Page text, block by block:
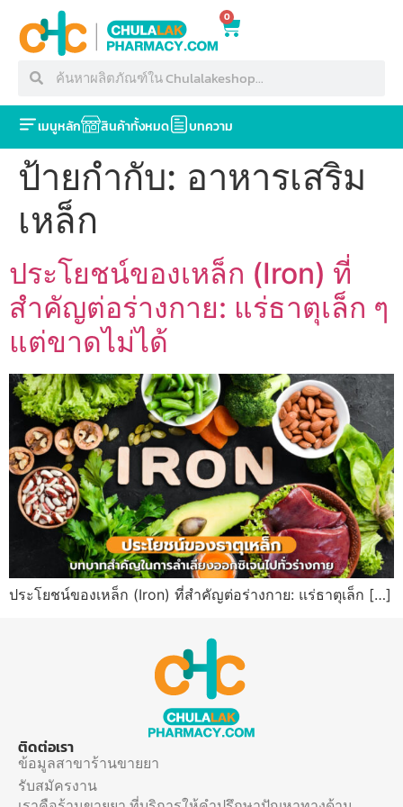
0
เมนูหลัก สินค้าทั้งหมด บทความ
ป้ายกำกับ: อาหารเสริม
เหล็ก
ประโยชน์ของเหล็ก (Iron) ที่
สำคัญต่อร่างกาย: แร่ธาตุเล็ก ๆ
แต่ขาดไม่ได้
ประโยชน์ของเหล็ก (Iron) ที่สำคัญต่อร่างกาย: แร่ธาตุเล็ก […]
ติดต่อเรา
ข้อมูลสาขาร้านขายยา
รับสมัครงาน